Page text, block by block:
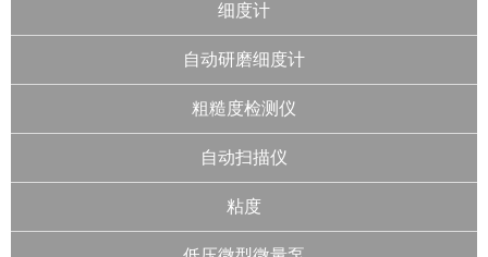
细度计
自动研磨细度计
粗糙度检测仪
自动扫描仪
粘度